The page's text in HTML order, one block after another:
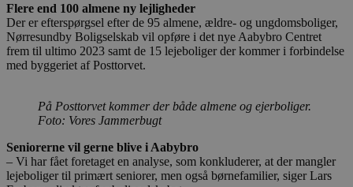
Flere end 100 almene ny lejligheder
Der er efterspørgsel efter de 95 almene, ældre- og ungdomsboliger,
Nørresundby Boligselskab vil opføre i det nye Aabybro Centret
frem til ultimo 2023 samt de 15 lejeboliger der kommer i forbindelse
med byggeriet af Posttorvet.
På Posttorvet kommer der både almene og ejerboliger.
Foto: Vores Jammerbugt
Seniorerne vil gerne blive i Aabybro
– Vi har fået foretaget en analyse, som konkluderer, at der mangler
lejeboliger til primært seniorer, men også børnefamilier, siger Lars